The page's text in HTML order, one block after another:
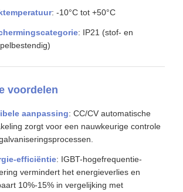
: -10°C tot +50°C
: IP21 (stof- en
voordelen
aanpassing: CC/CV automatische
zorgt voor een nauwkeurige controle
efficiëntie: IGBT-hogefrequentie-
vermindert het energieverlies en
10%-15% in vergelijking met